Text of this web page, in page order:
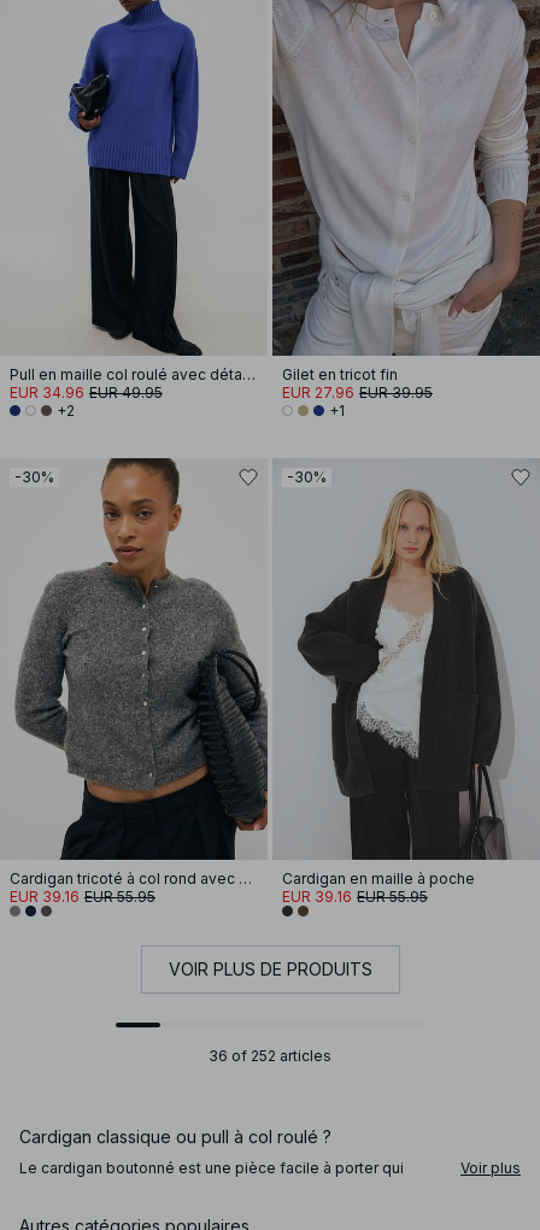
Pull en maille col roulé avec détails de couture
EUR 34.96 EUR 49.95
+2
Gilet en tricot fin
EUR 27.96 EUR 39.95
+1
-30%
Cardigan tricoté à col rond avec boutons
EUR 39.16 EUR 55.95
-30%
Cardigan en maille à poche
EUR 39.16 EUR 55.95
VOIR PLUS DE PRODUITS
36 of 252 articles
Cardigan classique ou pull à col roulé ?
Le cardigan boutonné est une pièce facile à porter qui
votre cardigan ou votre pull col V dos devant afin de revisiter
Voir plus
Autres catégories populaires